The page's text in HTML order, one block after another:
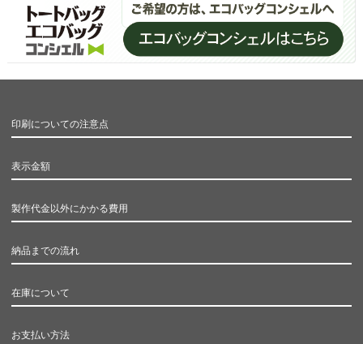
印刷についての注意点
表示金額
製作代金以外にかかる費用
納品までの流れ
在庫について
お支払い方法